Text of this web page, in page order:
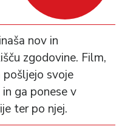
nov in
zgodovine. Film,
pošljejo svoje
ga ponese v
ter po njej.